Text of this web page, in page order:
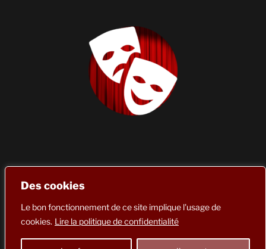
Des cookies
Le bon fonctionnement de ce site implique l'usage de
cookies. Lire la politique de confidentialité
Politique de confidentialité